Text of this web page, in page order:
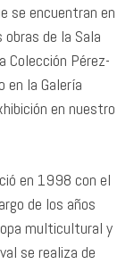
se encuentran en
de la Sala
Colección Pérez-
en la Galería
en nuestro
en 1998 con el
de los años
multicultural y
se realiza de